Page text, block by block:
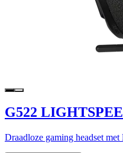
G522
Draadloze gaming headset